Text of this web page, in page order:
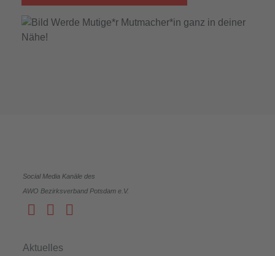
Social Media Kanäle des
AWO Bezirksverband Potsdam e.V.
Aktuelles